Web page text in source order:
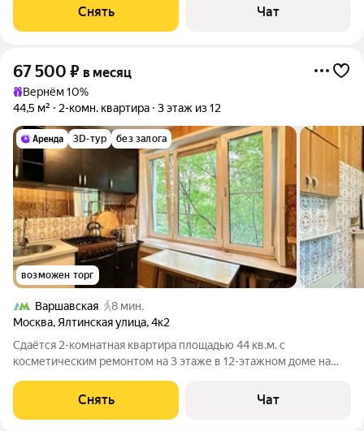
Снять Чат
67 500 ₽ в месяц
Вернём 10%
44,5 м²
2-комн. квартира 3 этаж из 12
3D-тур без залога
возможен торг
Варшавская
8 мин.
Москва, Ялтинская улица,4к2
Сдаётся 2-комнатная квартира площадью 44 кв.м. с
косметическим ремонтом на 3 этаже в 12-этажном доме на
Стиральная машина Холодильник Пылесос Дом - панельный,
окна выходят во двор. В
Снять Чат